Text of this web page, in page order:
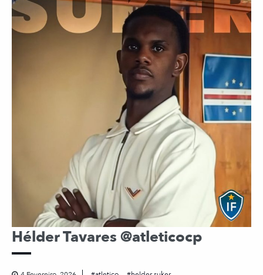
Hélder Tavares @atleticocp